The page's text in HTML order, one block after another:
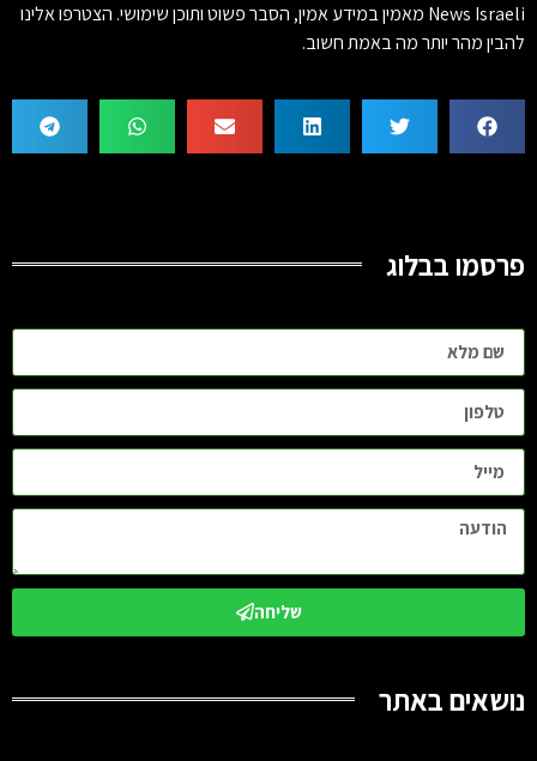
News Israeli מאמין במידע אמין, הסבר פשוט ותוכן שימושי. הצטרפו אלינו
להבין מהר יותר מה באמת חשוב.
פרסמו בבלוג
שליחה
נושאים באתר